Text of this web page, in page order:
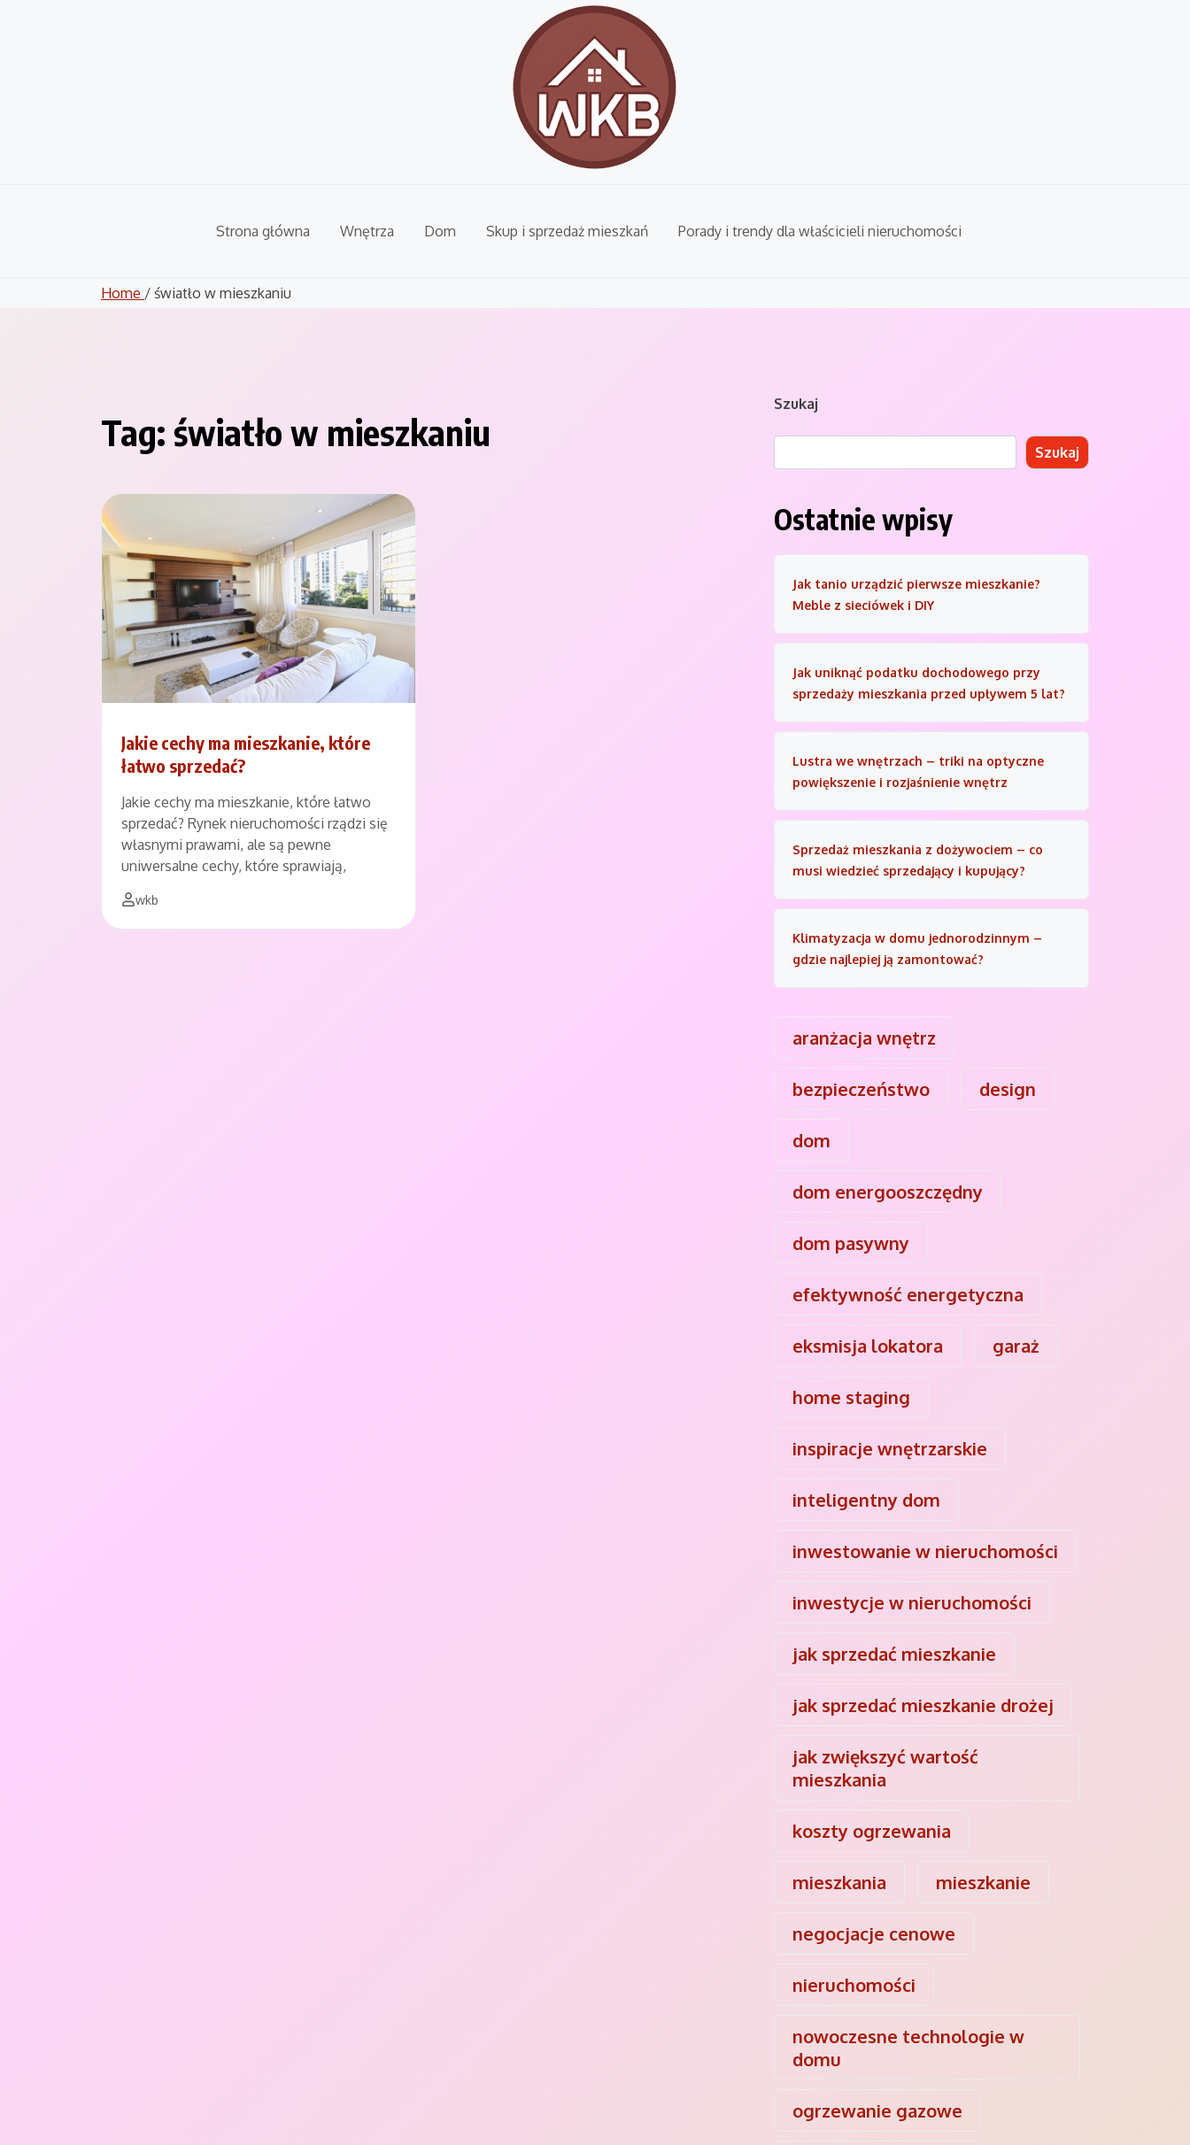
Strona główna Wnętrza Dom Skup i sprzedaż mieszkań Porady i trendy dla właścicieli nieruchomości
Home / światło w mieszkaniu
Tag: światło w mieszkaniu
Jakie cechy ma mieszkanie, które
łatwo sprzedać?
Jakie cechy ma mieszkanie, które łatwo
sprzedać? Rynek nieruchomości rządzi się
własnymi prawami, ale są pewne
uniwersalne cechy, które sprawiają,
wkb
Szukaj
Szukaj
Ostatnie wpisy
Jak tanio urządzić pierwsze mieszkanie?
Meble z sieciówek i DIY
Jak uniknąć podatku dochodowego przy
sprzedaży mieszkania przed upływem 5 lat?
Lustra we wnętrzach – triki na optyczne
powiększenie i rozjaśnienie wnętrz
Sprzedaż mieszkania z dożywociem – co
musi wiedzieć sprzedający i kupujący?
Klimatyzacja w domu jednorodzinnym –
gdzie najlepiej ją zamontować?
aranżacja wnętrz
bezpieczeństwo design
dom
dom energooszczędny
dom pasywny
efektywność energetyczna
eksmisja lokatora garaż
home staging
inspiracje wnętrzarskie
inteligentny dom
inwestowanie w nieruchomości
inwestycje w nieruchomości
jak sprzedać mieszkanie
jak sprzedać mieszkanie drożej
jak zwiększyć wartość
mieszkania
koszty ogrzewania
mieszkania mieszkanie
negocjacje cenowe
nieruchomości
nowoczesne technologie w
domu
ogrzewanie gazowe